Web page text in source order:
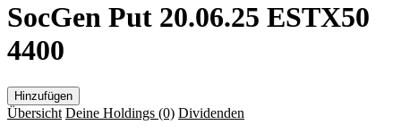
SocGen Put 20.06.25 ESTX50
4400
Hinzufügen
Übersicht Deine Holdings (0) Dividenden